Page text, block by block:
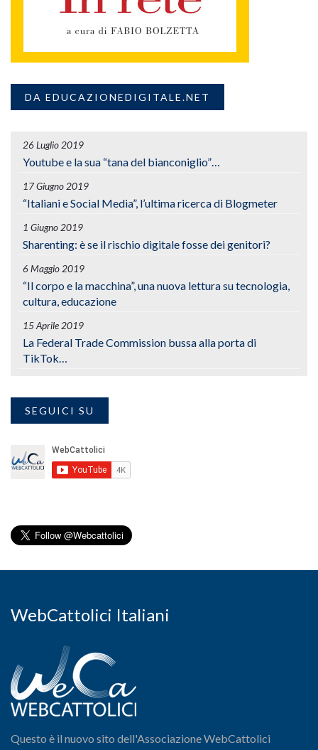
DA EDUCAZIONEDIGITALE.NET
26 Luglio 2019
Youtube e la sua “tana del bianconiglio”…
17 Giugno 2019
“Italiani e Social Media”, l’ultima ricerca di Blogmeter
1 Giugno 2019
Sharenting: è se il rischio digitale fosse dei genitori?
6 Maggio 2019
“Il corpo e la macchina”, una nuova lettura su tecnologia,
cultura, educazione
15 Aprile 2019
La Federal Trade Commission bussa alla porta di
TikTok…
SEGUICI SU
WebCattolici Italiani
Questo è il nuovo sito dell'Associazione WebCattolici